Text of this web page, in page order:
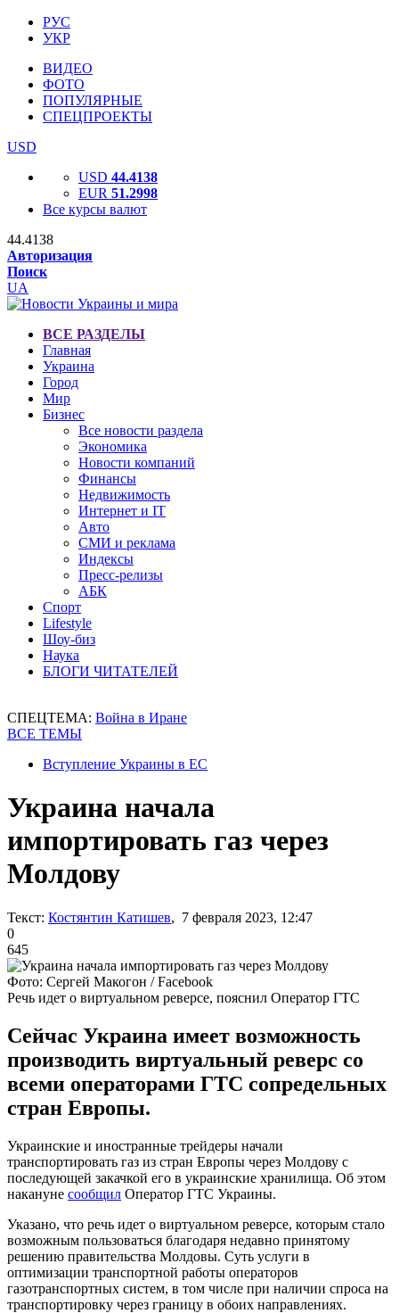
РУС
УКР
ВИДЕО
ФОТО
ПОПУЛЯРНЫЕ
СПЕЦПРОЕКТЫ
USD
USD 44.4138
EUR 51.2998
Все курсы валют
44.4138
Авторизация
Поиск
UA
ВСЕ РАЗДЕЛЫ
Главная
Украина
Город
Мир
Бизнес
Все новости раздела
Экономика
Новости компаний
Финансы
Недвижимость
Интернет и IT
Авто
СМИ и реклама
Индексы
Пресс-релизы
АБК
Спорт
Lifestyle
Шоу-биз
Наука
БЛОГИ ЧИТАТЕЛЕЙ
СПЕЦТЕМА: Война в Иране
ВСЕ ТЕМЫ
Вступление Украины в ЕС
Украина начала
импортировать газ через
Молдову
Текст: Костянтин Катишев, 7 февраля 2023, 12:47
0
645
Фото: Сергей Макогон / Facebook
Речь идет о виртуальном реверсе, пояснил Оператор ГТС
Сейчас Украина имеет возможность
производить виртуальный реверс со
всеми операторами ГТС сопредельных
стран Европы.
Украинские и иностранные трейдеры начали
транспортировать газ из стран Европы через Молдову с
последующей закачкой его в украинские хранилища. Об этом
накануне сообщил Оператор ГТС Украины.
Указано, что речь идет о виртуальном реверсе, которым стало
возможным пользоваться благодаря недавно принятому
решению правительства Молдовы. Суть услуги в
оптимизации транспортной работы операторов
газотранспортных систем, в том числе при наличии спроса на
транспортировку через границу в обоих направлениях.